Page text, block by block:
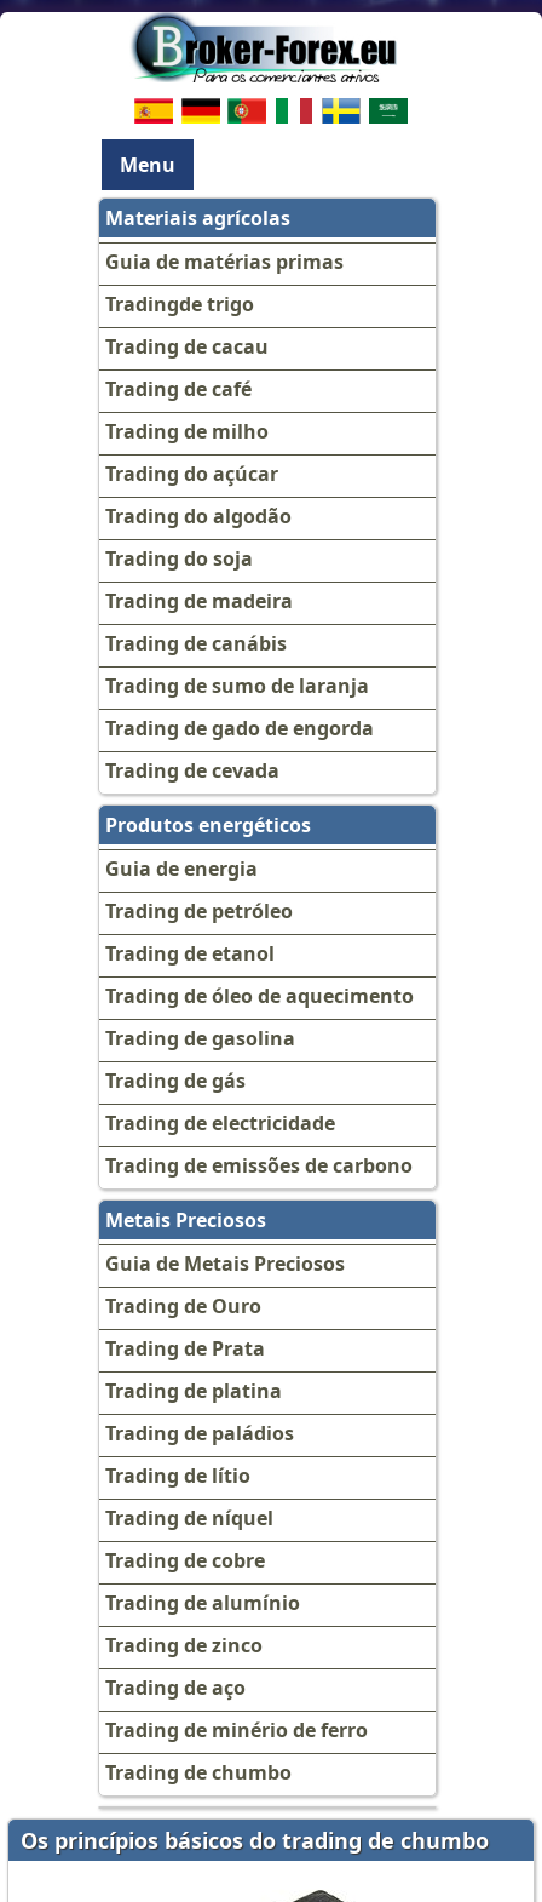
Menu
Materiais agrícolas
Guia de matérias primas
Tradingde trigo
Trading de cacau
Trading de café
Trading de milho
Trading do açúcar
Trading do algodão
Trading do soja
Trading de madeira
Trading de canábis
Trading de sumo de laranja
Trading de gado de engorda
Trading de cevada
Produtos energéticos
Guia de energia
Trading de petróleo
Trading de etanol
Trading de óleo de aquecimento
Trading de gasolina
Trading de gás
Trading de electricidade
Trading de emissões de carbono
Metais Preciosos
Guia de Metais Preciosos
Trading de Ouro
Trading de Prata
Trading de platina
Trading de paládios
Trading de lítio
Trading de níquel
Trading de cobre
Trading de alumínio
Trading de zinco
Trading de aço
Trading de minério de ferro
Trading de chumbo
Os princípios básicos do trading de chumbo